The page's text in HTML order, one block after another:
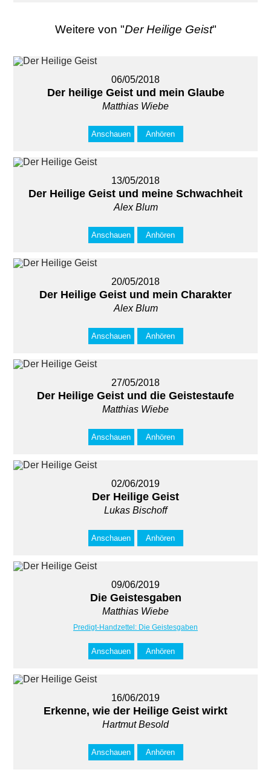
Weitere von "Der Heilige Geist"
06/05/2018
Der heilige Geist und mein Glaube
Matthias Wiebe
Anschauen Anhören
13/05/2018
Der Heilige Geist und meine Schwachheit
Alex Blum
Anschauen Anhören
20/05/2018
Der Heilige Geist und mein Charakter
Alex Blum
Anschauen Anhören
27/05/2018
Der Heilige Geist und die Geistestaufe
Matthias Wiebe
Anschauen Anhören
02/06/2019
Der Heilige Geist
Lukas Bischoff
Anschauen Anhören
09/06/2019
Die Geistesgaben
Matthias Wiebe
Predigt-Handzettel: Die Geistesgaben
Anschauen Anhören
16/06/2019
Erkenne, wie der Heilige Geist wirkt
Hartmut Besold
Anschauen Anhören